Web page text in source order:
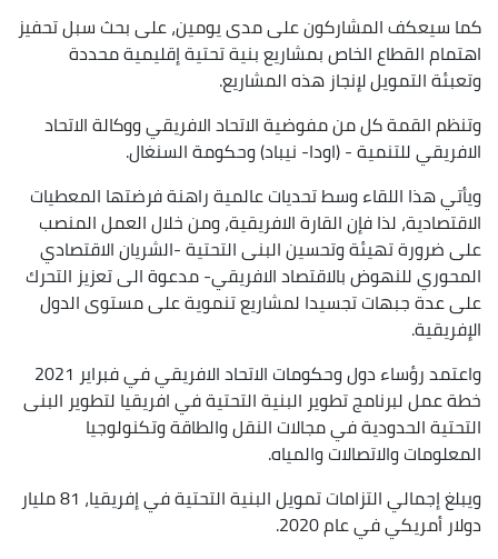
كما سيعكف المشاركون على مدى يومين، على بحث سبل تحفيز
اهتمام القطاع الخاص بمشاريع بنية تحتية إقليمية محددة
وتعبئة التمويل لإنجاز هذه المشاريع.
وتنظم القمة كل من مفوضية الاتحاد الافريقي ووكالة الاتحاد
الافريقي للتنمية - (اودا- نيباد) وحكومة السنغال.
ويأتي هذا اللقاء وسط تحديات عالمية راهنة فرضتها المعطيات
الاقتصادية، لذا فإن القارة الافريقية، ومن خلال العمل المنصب
على ضرورة تهيئة وتحسين البنى التحتية -الشريان الاقتصادي
المحوري للنهوض بالاقتصاد الافريقي- مدعوة الى تعزيز التحرك
على عدة جبهات تجسيدا لمشاريع تنموية على مستوى الدول
الإفريقية.
واعتمد رؤساء دول وحكومات الاتحاد الافريقي في فبراير 2021
خطة عمل لبرنامج تطوير البنية التحتية في افريقيا لتطوير البنى
التحتية الحدودية في مجالات النقل والطاقة وتكنولوجيا
المعلومات والاتصالات والمياه.
ويبلغ إجمالي التزامات تمويل البنية التحتية في إفريقيا، 81 مليار
دولار أمريكي في عام 2020.